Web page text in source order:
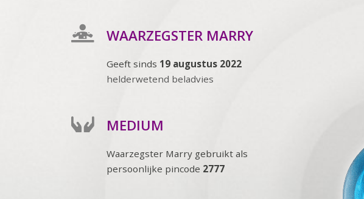
WAARZEGSTER MARRY
Geeft sinds 19 augustus 2022
helderwetend beladvies
MEDIUM
Waarzegster Marry gebruikt als
persoonlijke pincode 2777